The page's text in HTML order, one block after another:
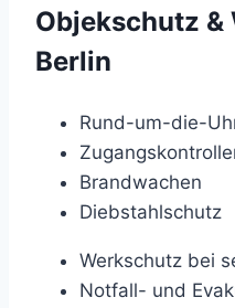
Objekschutz
Berlin
Rund-um-die-
Brandwachen
Diebstahlschutz
Werkschutz bei
Notfall- und